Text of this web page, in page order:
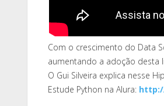
Com o crescimento do Data
aumentando a adoção desta
O Gui Silveira explica nesse
Estude Python na Alura: